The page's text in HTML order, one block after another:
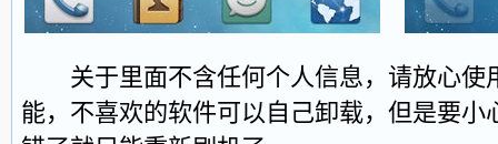
关于里面不含任何个人信息，请放心使
能，不喜欢的软件可以自己卸载，但是要小